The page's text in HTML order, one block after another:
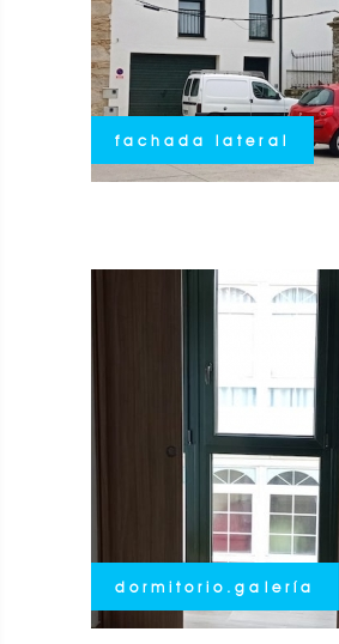
fachada lateral
dormitorio.galería